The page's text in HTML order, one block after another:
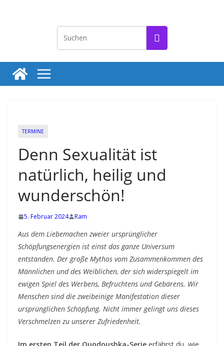
T
i
r
l
i
e
v
o
l
l
e
n
K
TERMINE
Denn Sexualität ist
natürlich, heilig und
wunderschön!
5. Februar 2024 Ram
Aus dem Liebemachen zweier ursprünglicher
Schöpfungsenergien ist einst das ganze Universum
entstanden. Der große Mythos vom Zusammenkommen des
Männlichen und des Weiblichen, der sich widerspiegelt im
ewigen Spiel des Werbens, Befruchtens und Gebärens. Wir
Menschen sind die zweibeinige Manifestation dieser
ursprünglichen Schöpfung. Nicht immer gelingt uns dieses
Verschmelzen zu unserer Zufriedenheit.